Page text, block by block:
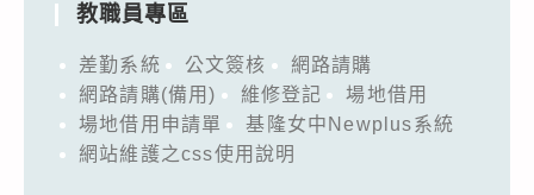
教職員專區
差勤系統 公文簽核
網路請購
網路請購(備用)
維修登記
場地借用
場地借用申請單
基隆女中Newplus系統
網站維護之css使用說明